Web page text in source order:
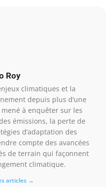
Roy
climatiques et la
depuis plus d’une
mené à enquêter sur les
émissions, la perte de
d’adaptation des
compte des avancées
de terrain qui façonnent
climatique.
articles →